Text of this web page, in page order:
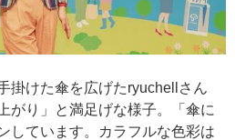
掛けた傘を広げたryuchellさん
がり」と満足げな様子。「傘に
しています。カラフルな色彩は